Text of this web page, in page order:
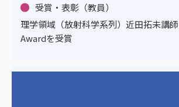
受賞・表彰（教員）
理学領域（放射科学系列）近田拓未講
Awardを受賞